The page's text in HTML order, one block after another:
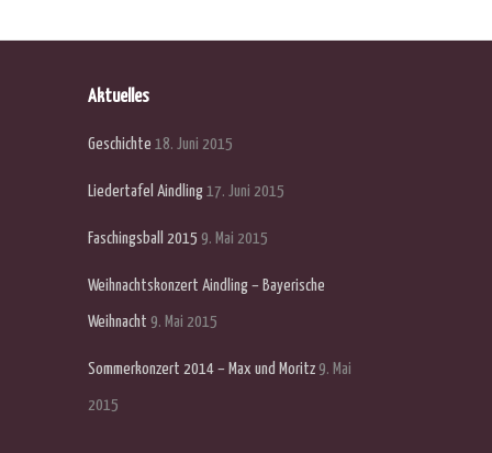
Aktuelles
Geschichte 18. Juni 2015
Liedertafel Aindling 17. Juni 2015
Faschingsball 2015 9. Mai 2015
Weihnachtskonzert Aindling – Bayerische
Weihnacht 9. Mai 2015
Sommerkonzert 2014 – Max und Moritz 9. Mai
2015